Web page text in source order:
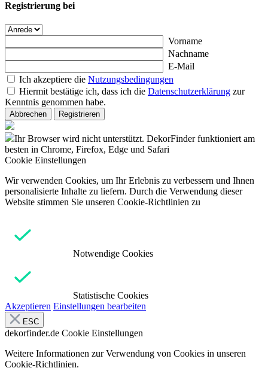
Registrierung bei
Vorname
Nachname
E-Mail
Ich akzeptiere die Nutzungsbedingungen
Hiermit bestätige ich, dass ich die Datenschutzerklärung zur
Kenntnis genommen habe.
Abbrechen Registrieren
Ihr Browser wird nicht unterstützt. DekorFinder funktioniert am
besten in Chrome, Firefox, Edge und Safari
Cookie Einstellungen
Wir verwenden Cookies, um Ihr Erlebnis zu verbessern und Ihnen
personalisierte Inhalte zu liefern. Durch die Verwendung dieser
Website stimmen Sie unseren Cookie-Richtlinien zu
Notwendige Cookies
Statistische Cookies
Akzeptieren Einstellungen bearbeiten
ESC
dekorfinder.de Cookie Einstellungen
Weitere Informationen zur Verwendung von Cookies in unseren
Cookie-Richtlinien.